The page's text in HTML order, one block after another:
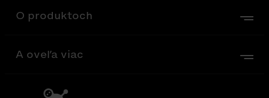
O produktoch
A oveľa viac